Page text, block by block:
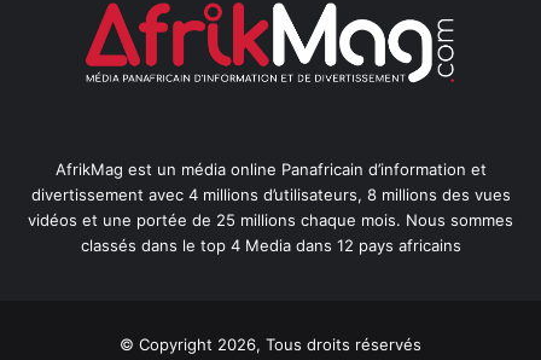
AfrikMag est un média online Panafricain d’information et
divertissement avec 4 millions d’utilisateurs, 8 millions des vues
vidéos et une portée de 25 millions chaque mois. Nous sommes
classés dans le top 4 Media dans 12 pays africains
© Copyright 2026, Tous droits réservés